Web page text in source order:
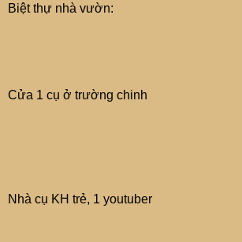
Biệt thự nhà vườn:
Cửa 1 cụ ở trường chinh
Nhà cụ KH trẻ, 1 youtuber